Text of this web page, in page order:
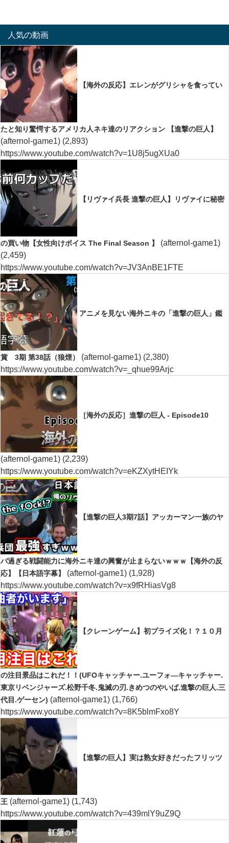
人気の動画
【海外の反応】エレンがグリシャを食ってい
たと知り驚愕するアメリカ人ネキ達のリアクション 【進撃の巨人】
(afternol-game1) (2,893)
https://www.youtube.com/watch?v=1U8j5ugXUa0
【リヴァイ兵長 進撃の巨人】リヴァイに秘密
の買い物【女性向けボイス The Final Season 】
(afternol-game1)
(2,459)
https://www.youtube.com/watch?v=JV3AnBE1FTE
アニメを見ない海外ニキの「進撃の巨人」鑑
賞 3期 第38話（狼煙） (afternol-game1) (2,380)
https://www.youtube.com/watch?v=_qhue99Arjc
［海外の反応］進撃の巨人 - Episode10
(afternol-game1) (2,239)
https://www.youtube.com/watch?v=eKZXytHEIYk
【進撃の巨人3期7話】アッカーマン一族のヤ
バ過ぎる戦闘能力に海外ニキ達の興奮が止まらないｗｗｗ【海外の反
応】【日本語字幕】
(afternol-game1) (1,928)
https://www.youtube.com/watch?v=x9fRHiasVg8
【クレーンゲーム】初プライズ化！？１０月
の注目景品はこれだ！！(UFOキャッチャー.ユーフォ―キャッチャー.
東京リベンジャーズ.松野千冬.鬼滅の刃.きめつのやいば.進撃の巨人.三
代目.ゲーセン) (afternol-game1) (1,766)
https://www.youtube.com/watch?v=8K5blmFxo8Y
【進撃の巨人】実は熟女好きだったフリッツ
王 (afternol-game1) (1,743)
https://www.youtube.com/watch?v=439mlY9uZ9Q